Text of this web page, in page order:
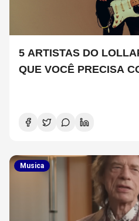
5 ARTISTAS DO
QUE VOCÊ PRECISA
Musica